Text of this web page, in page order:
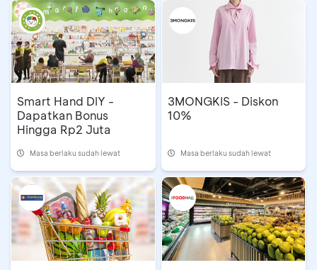
Smart Hand DIY -
Dapatkan Bonus
Hingga Rp2 Juta
Masa berlaku sudah lewat
3MONGKIS - Diskon
10%
Masa berlaku sudah lewat